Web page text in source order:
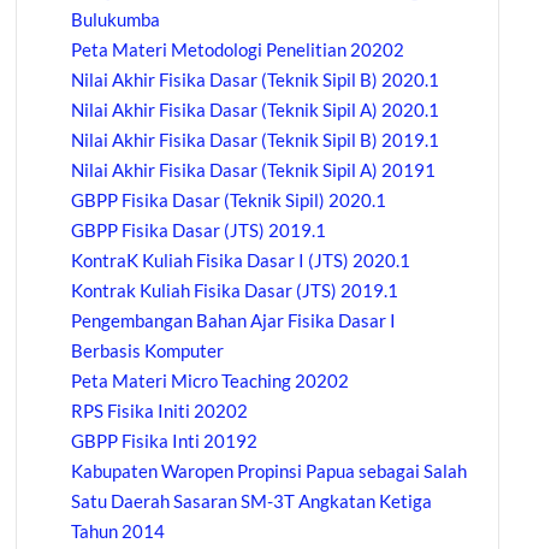
Bulukumba
Peta Materi Metodologi Penelitian 20202
Nilai Akhir Fisika Dasar (Teknik Sipil B) 2020.1
Nilai Akhir Fisika Dasar (Teknik Sipil A) 2020.1
Nilai Akhir Fisika Dasar (Teknik Sipil B) 2019.1
Nilai Akhir Fisika Dasar (Teknik Sipil A) 20191
GBPP Fisika Dasar (Teknik Sipil) 2020.1
GBPP Fisika Dasar (JTS) 2019.1
KontraK Kuliah Fisika Dasar I (JTS) 2020.1
Kontrak Kuliah Fisika Dasar (JTS) 2019.1
Pengembangan Bahan Ajar Fisika Dasar I
Berbasis Komputer
Peta Materi Micro Teaching 20202
RPS Fisika Initi 20202
GBPP Fisika Inti 20192
Kabupaten Waropen Propinsi Papua sebagai Salah
Satu Daerah Sasaran SM-3T Angkatan Ketiga
Tahun 2014